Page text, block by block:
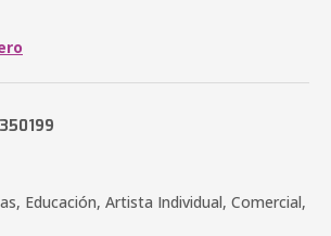
Educación, Artista Individual, Comercial,